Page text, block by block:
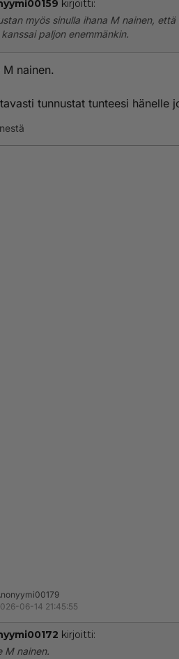
kirjoitti:
myös sinulla ihana M nainen,
paljon enemmänkin.
M nainen.
tunnustat tunteesi hänelle
06-14 21:45:55
kirjoitti:
M nainen.